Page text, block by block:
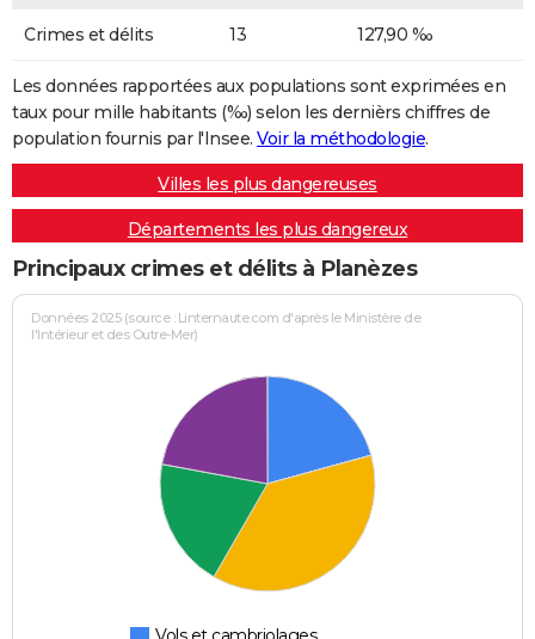
Crimes et délits 13 127,90 ‰
Les données rapportées aux populations sont exprimées en
taux pour mille habitants (‰) selon les dernièrs chiffres de
population fournis par l'Insee. Voir la méthodologie.
Villes les plus dangereuses
Départements les plus dangereux
Principaux crimes et délits à Planèzes
Données 2025 (source : Linternaute.com d'après le Ministère de
l'Intérieur et des Outre-Mer)